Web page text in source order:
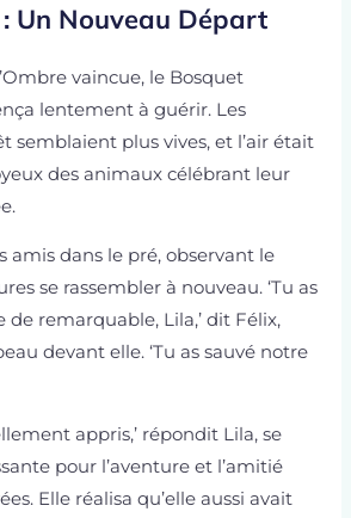
Un Nouveau Départ
vaincue, le Bosquet
lentement à guérir. Les
semblaient plus vives, et l’air était
des animaux célébrant leur
amis dans le pré, observant le
se rassembler à nouveau. ‘Tu as
de remarquable, Lila,’ dit Félix,
devant elle. ‘Tu as sauvé notre
appris,’ répondit Lila, se
pour l’aventure et l’amitié
Elle réalisa qu’elle aussi avait